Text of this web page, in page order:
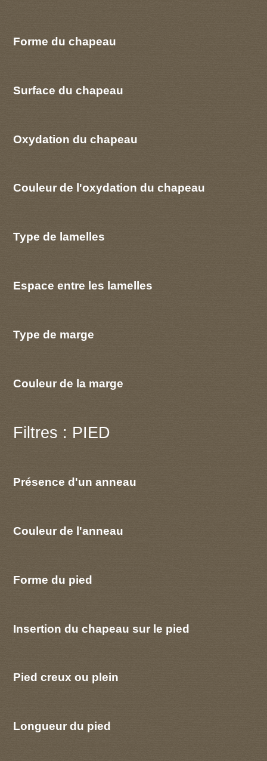
Forme du chapeau
Surface du chapeau
Oxydation du chapeau
Couleur de l'oxydation du chapeau
Type de lamelles
Espace entre les lamelles
Type de marge
Couleur de la marge
Filtres : PIED
Présence d'un anneau
Couleur de l'anneau
Forme du pied
Insertion du chapeau sur le pied
Pied creux ou plein
Longueur du pied